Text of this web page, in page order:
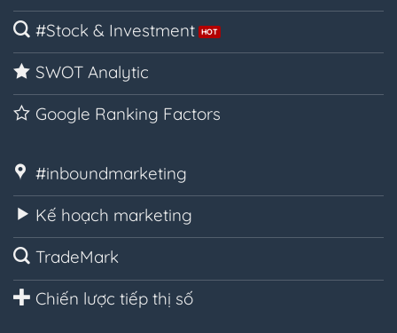
#Stock & Investment
SWOT Analytic
Google Ranking Factors
#inboundmarketing
Kế hoạch marketing
TradeMark
Chiến lược tiếp thị số